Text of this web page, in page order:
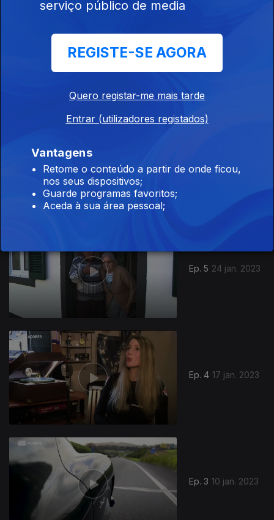
Ep. 7
Ep. 5 24 jan. 2023
Ep. 4 17 jan. 2023
Ep. 3 10 jan. 2023
serviço público de media
REGISTE-SE AGORA
Quero registar-me mais tarde
Entrar (utilizadores registados)
Vantagens
Retome o conteúdo a partir de onde ficou,
nos seus dispositivos;
Guarde programas favoritos;
Aceda à sua área pessoal;